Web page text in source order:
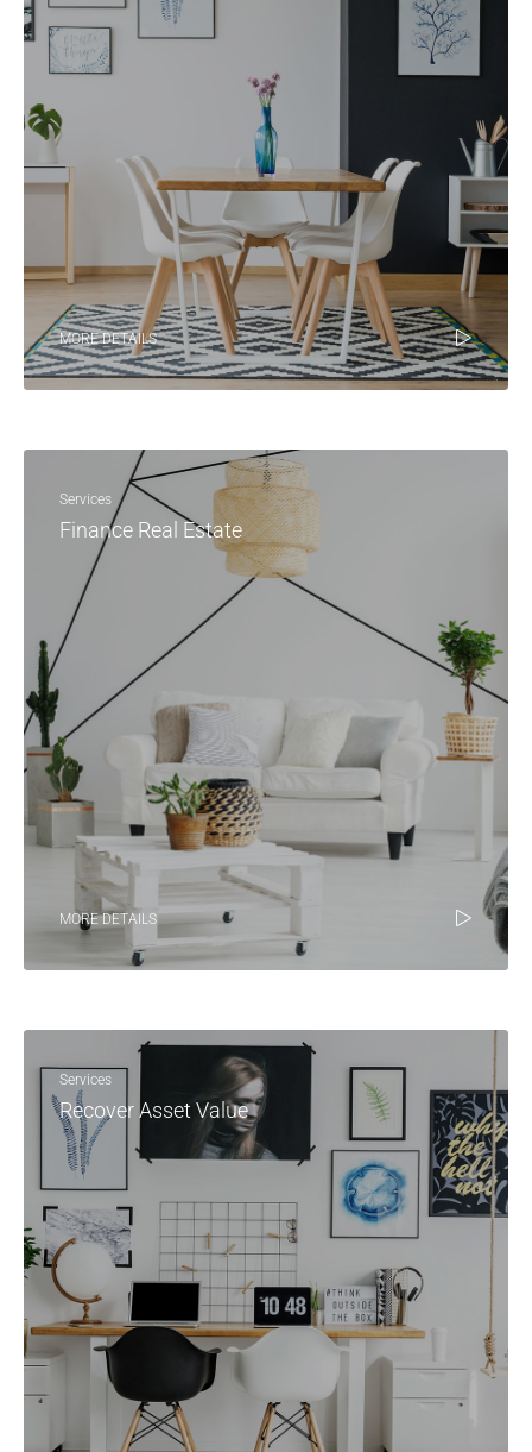
MORE DETAILS
Services
Finance Real Estate
MORE DETAILS
Services
Recover Asset Value